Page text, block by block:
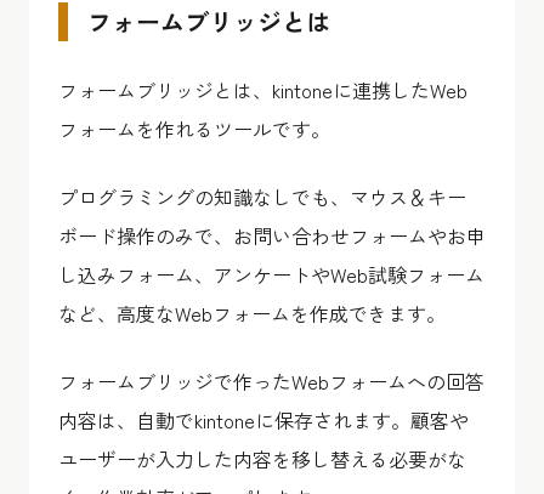
フォームブリッジとは
フォームブリッジとは、kintoneに連携したWeb
フォームを作れるツールです。
プログラミングの知識なしでも、マウス＆キー
ボード操作のみで、お問い合わせフォームやお申
し込みフォーム、アンケートやWeb試験フォーム
など、高度なWebフォームを作成できます。
フォームブリッジで作ったWebフォームへの回答
内容は、自動でkintoneに保存されます。顧客や
ユーザーが入力した内容を移し替える必要がな